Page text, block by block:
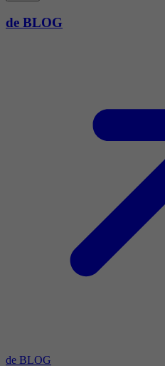
de BLOG
de BLOG